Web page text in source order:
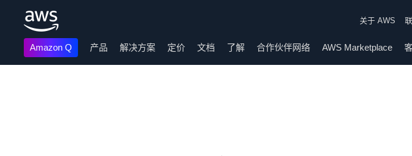
关于 AWS
Amazon Q 产品 解决方案 定价 文档 了解 合作伙伴网络 AWS Marketplace